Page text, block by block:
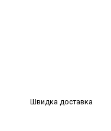
Швидка доставка